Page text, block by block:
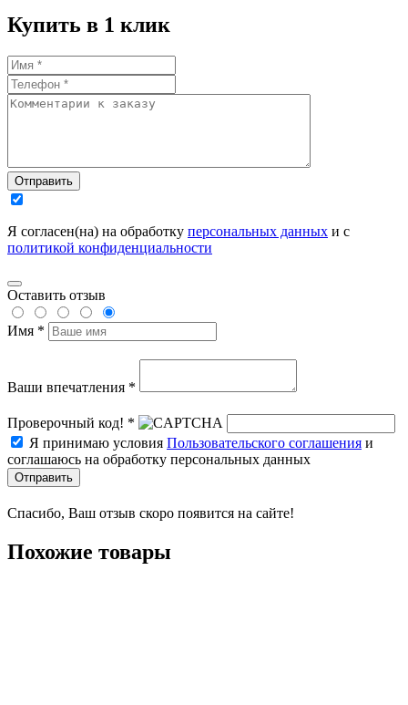
Купить в 1 клик
Отправить
Я согласен(на) на обработку персональных данных и с
политикой конфиденциальности
Оставить отзыв
Имя *
Ваши впечатления *
Проверочный код! *
Я принимаю условия Пользовательского соглашения и
соглашаюсь на обработку персональных данных
Отправить
Спасибо, Ваш отзыв скоро появится на сайте!
Похожие товары